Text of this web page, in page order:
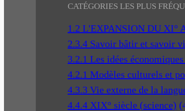
CATÉGORIES LES PLUS
1.2 L'EXPANSION DU XI°
2.3.4 Savoir bâtir et savoir
3.2.1 Les idées
4.2.1 Modèles culturels et
4.3.3 Vie externe de la
4.4.4 XIX° siècle (science)